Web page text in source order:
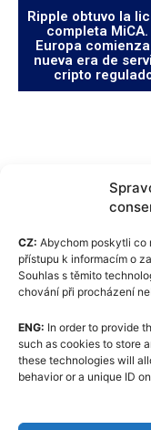
CZ: Abychom poskytli co
přístupu k informacím o
Souhlas s těmito
chování při procházení
ENG: In order to provide
such as cookies to store
these technologies will
behavior or a unique ID
Ripple obtuvo la
completa MiCA.
Europa
nueva era de
cripto
Política de cookies
GDPR
Código Editorial